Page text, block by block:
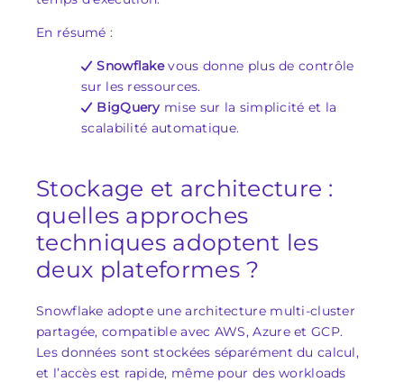
En résumé :
Snowflakevous donne plus de contrôle
sur les ressources.
BigQuery mise sur la simplicité et la
scalabilité automatique.
Stockage et architecture :
quelles approches
techniques adoptent les
deux plateformes ?
Snowflake adopte une architecture multi-cluster
partagée, compatible avec AWS, Azure et GCP.
Les données sont stockées séparément du calcul,
et l’accès est rapide, même pour des workloads